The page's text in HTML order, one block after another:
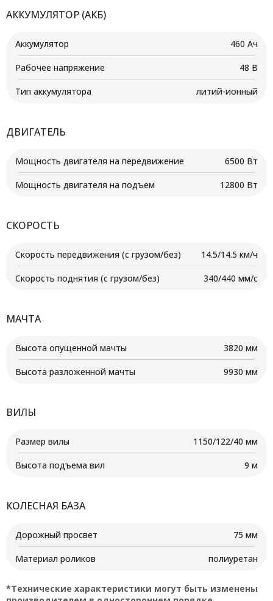
АККУМУЛЯТОР (АКБ)
Аккумулятор 460 Ач
Рабочее напряжение 48 В
Тип аккумулятора литий-ионный
ДВИГАТЕЛЬ
Мощность двигателя на передвижение 6500 Вт
Мощность двигателя на подъем 12800 Вт
СКОРОСТЬ
Скорость передвижения (с грузом/без) 14.5/14.5 км/ч
Скорость поднятия (с грузом/без) 340/440 мм/с
МАЧТА
Высота опущенной мачты 3820 мм
Высота разложенной мачты 9930 мм
ВИЛЫ
Размер вилы 1150/122/40 мм
Высота подъема вил 9 м
КОЛЕСНАЯ БАЗА
Дорожный просвет 75 мм
Материал роликов полиуретан
*Технические характеристики могут быть изменены